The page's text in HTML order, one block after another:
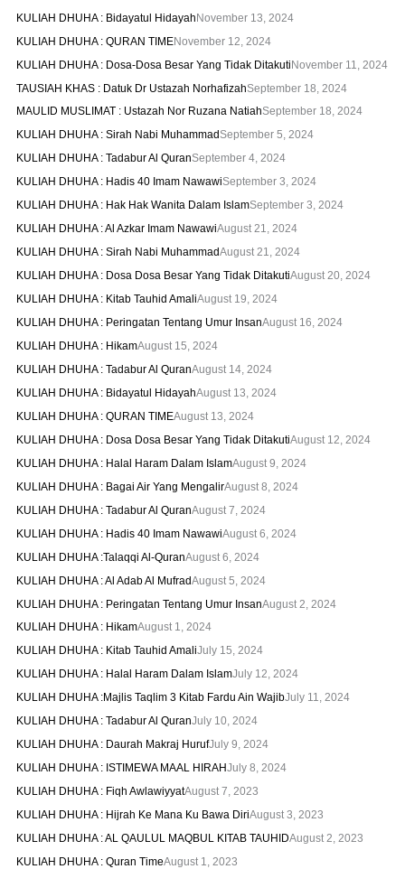
KULIAH DHUHA : Bidayatul HidayahNovember 13, 2024
KULIAH DHUHA : QURAN TIMENovember 12, 2024
KULIAH DHUHA : Dosa-Dosa Besar Yang Tidak DitakutiNovember 11, 2024
TAUSIAH KHAS : Datuk Dr Ustazah NorhafizahSeptember 18, 2024
MAULID MUSLIMAT : Ustazah Nor Ruzana NatiahSeptember 18, 2024
KULIAH DHUHA : Sirah Nabi MuhammadSeptember 5, 2024
KULIAH DHUHA : Tadabur Al QuranSeptember 4, 2024
KULIAH DHUHA : Hadis 40 Imam NawawiSeptember 3, 2024
KULIAH DHUHA : Hak Hak Wanita Dalam IslamSeptember 3, 2024
KULIAH DHUHA : Al Azkar Imam NawawiAugust 21, 2024
KULIAH DHUHA : Sirah Nabi MuhammadAugust 21, 2024
KULIAH DHUHA : Dosa Dosa Besar Yang Tidak DitakutiAugust 20, 2024
KULIAH DHUHA : Kitab Tauhid AmaliAugust 19, 2024
KULIAH DHUHA : Peringatan Tentang Umur InsanAugust 16, 2024
KULIAH DHUHA : HikamAugust 15, 2024
KULIAH DHUHA : Tadabur Al QuranAugust 14, 2024
KULIAH DHUHA : Bidayatul HidayahAugust 13, 2024
KULIAH DHUHA : QURAN TIMEAugust 13, 2024
KULIAH DHUHA : Dosa Dosa Besar Yang Tidak DitakutiAugust 12, 2024
KULIAH DHUHA : Halal Haram Dalam IslamAugust 9, 2024
KULIAH DHUHA : Bagai Air Yang MengalirAugust 8, 2024
KULIAH DHUHA : Tadabur Al QuranAugust 7, 2024
KULIAH DHUHA : Hadis 40 Imam NawawiAugust 6, 2024
KULIAH DHUHA :Talaqqi Al-QuranAugust 6, 2024
KULIAH DHUHA : Al Adab Al MufradAugust 5, 2024
KULIAH DHUHA : Peringatan Tentang Umur InsanAugust 2, 2024
KULIAH DHUHA : HikamAugust 1, 2024
KULIAH DHUHA : Kitab Tauhid AmaliJuly 15, 2024
KULIAH DHUHA : Halal Haram Dalam IslamJuly 12, 2024
KULIAH DHUHA :Majlis Taqlim 3 Kitab Fardu Ain WajibJuly 11, 2024
KULIAH DHUHA : Tadabur Al QuranJuly 10, 2024
KULIAH DHUHA : Daurah Makraj HurufJuly 9, 2024
KULIAH DHUHA : ISTIMEWA MAAL HIRAHJuly 8, 2024
KULIAH DHUHA : Fiqh AwlawiyyatAugust 7, 2023
KULIAH DHUHA : Hijrah Ke Mana Ku Bawa DiriAugust 3, 2023
KULIAH DHUHA : AL QAULUL MAQBUL KITAB TAUHIDAugust 2, 2023
KULIAH DHUHA : Quran TimeAugust 1, 2023